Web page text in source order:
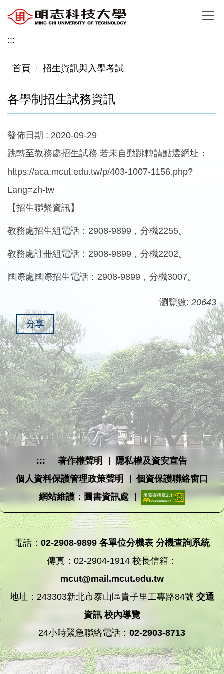
到
主
內
:::
首頁 招生資訊與入學考試
各學制招生試務資訊
發佈日期 : 2020-09-29
跳轉至教務處招生試務 若未自動跳轉請點選網址：
https://aca.mcut.edu.tw/p/403-1007-1156.php?
Lang=zh-tw
【招生聯繫資訊】
教務處招生組電話：2908-9899，分機2255。
教務處註冊組電話：2908-9899，分機2202。
國際處國際招生電話：2908-9899，分機3007。
瀏覽數: 20643
分享
::: 著作權聲明
隱私權及資安宣告
個人資料保護管理政策聲明
個資保護聯絡窗口
網站維護：圖書資訊處
電話： 02-2908-9899 各單位分機表 分機查詢系統
傳真：02-2904-1914 校長信箱：
mcut@mail.mcut.edu.tw
地址：243303新北市泰山區貴子里工專路84號 交通
資訊 校內導覽
24小時緊急聯絡電話： 02-2903-8713